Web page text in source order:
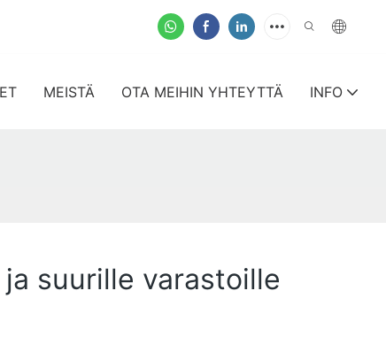
MEISTÄ OTA MEIHIN YHTEYTTÄ INFO
suurille varastoille